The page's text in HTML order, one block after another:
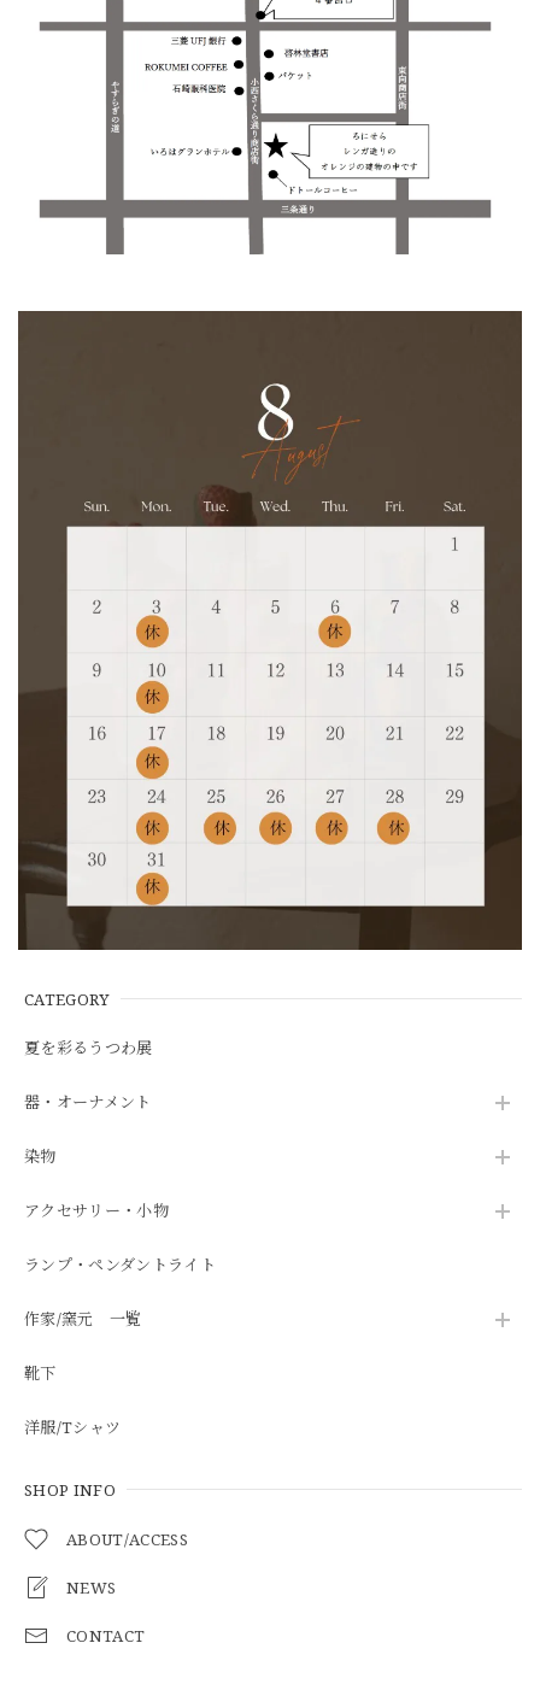
CATEGORY
夏を彩るうつわ展
器・オーナメント
染物
アクセサリー・小物
ランプ・ペンダントライト
作家/窯元 一覧
靴下
洋服/Tシャツ
SHOP INFO
ABOUT/ACCESS
NEWS
CONTACT